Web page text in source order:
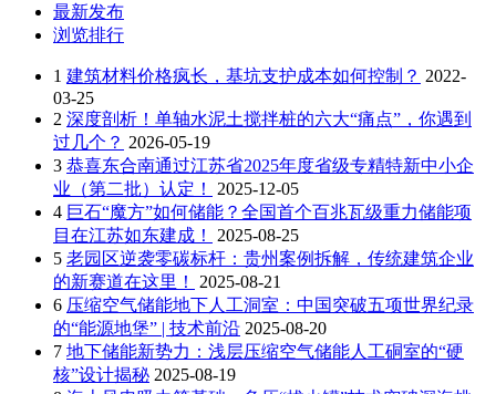
最新发布
浏览排行
1 建筑材料价格疯长，基坑支护成本如何控制？ 2022-
03-25
2 深度剖析！单轴水泥土搅拌桩的六大“痛点”，你遇到
过几个？ 2026-05-19
3 恭喜东合南通过江苏省2025年度省级专精特新中小企
业（第二批）认定！
2025-12-05
4 巨石“魔方”如何储能？全国首个百兆瓦级重力储能项
目在江苏如东建成！
2025-08-25
5 老园区逆袭零碳标杆：贵州案例拆解，传统建筑企业
的新赛道在这里！
2025-08-21
6 压缩空气储能地下人工洞室：中国突破五项世界纪录
的“能源地堡” | 技术前沿 2025-08-20
7 地下储能新势力：浅层压缩空气储能人工硐室的“硬
核”设计揭秘 2025-08-19